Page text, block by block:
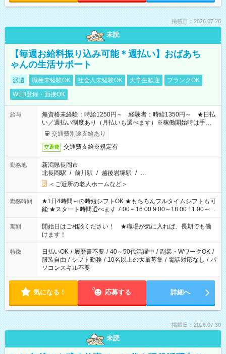
掲載日：2026.07.28
未読
【毎週お給料振り込み可能＊週払い】おばあち
ゃんの生活サポート
派遣 職種未経験OK 社会人未経験OK 大学生歓迎
ブランクOK
WEB登録・面接OK
給与
無資格未経験：時給1250円～ 経験者：時給1350円～ ★日払
い／週払い制度あり（月払いも選べます）※稼働開始時は手続き
完了次第のお支払いとなります。
交通費別途支給あり
交通費 交通費支給※規定有
勤務地
新潟県長岡市
北長岡駅 / 前川駅 / 越後岩塚駅 / …
＜ご近所の老人ホームなど＞
勤務時間
★1日4時間～の時短シフトOK ★もちろんフルタイムシフトも可
能 ★スタート時間選べます 7:00～16:00 9:00～18:00 11:00～
20:00 など 残業なし！ ※Wワークの場合、他のお仕事と合わせ
週40時間超の就業はご案内できません ※法令に基づき、週20時
間以上勤務は社会保険への加入対象となります ※労働者派遣法
（日雇い派遣の原則禁止）により、短時間・短期間の就業はご
案内が難しい場合があります
期間
開始日はご相談ください！ ★職場が気に入れば、長期でも働
けます！
特徴 日払いOK / 履歴書不要 / 40～50代活躍中 / 副業・WワークOK /
服装自由 / シフト勤務 / 10名以上の大量募集 / 電話対応なし / パ
ソコンスキル不要
気になる！ 応募する 詳細へ
掲載日：2026.07.30
未読